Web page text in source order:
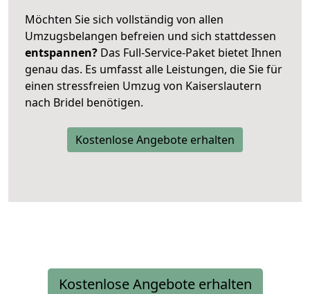
Möchten Sie sich vollständig von allen
Umzugsbelangen befreien und sich stattdessen
entspannen? Das Full-Service-Paket bietet Ihnen
genau das. Es umfasst alle Leistungen, die Sie für
einen stressfreien Umzug von Kaiserslautern
nach Bridel benötigen.
Kostenlose Angebote erhalten
Kostenlose Angebote erhalten